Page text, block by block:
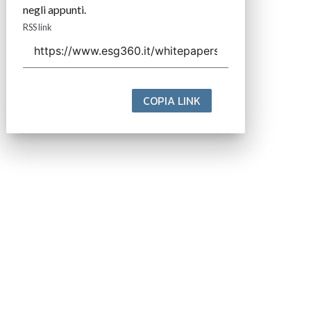
negli appunti.
RSS link
COPIA LINK